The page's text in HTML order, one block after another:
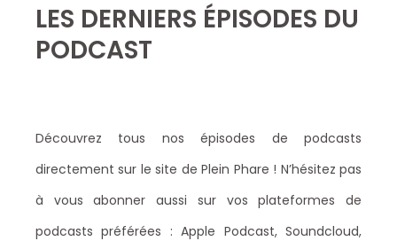
LES DERNIERS ÉPISODES DU
PODCAST
Découvrez tous nos épisodes de podcasts
directement sur le site de Plein Phare ! N’hésitez pas
à vous abonner aussi sur vos plateformes de
podcasts préférées : Apple Podcast, Soundcloud,